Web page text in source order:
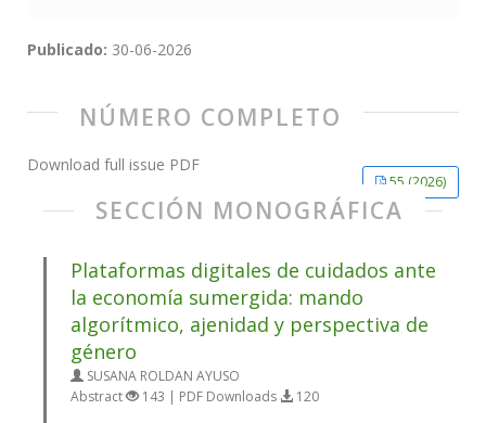
Publicado: 30-06-2026
NÚMERO COMPLETO
Download full issue PDF
55 (2026)
SECCIÓN MONOGRÁFICA
Plataformas digitales de cuidados ante
la economía sumergida: mando
algorítmico, ajenidad y perspectiva de
género
SUSANA ROLDAN AYUSO
Abstract
143 | PDF Downloads 120